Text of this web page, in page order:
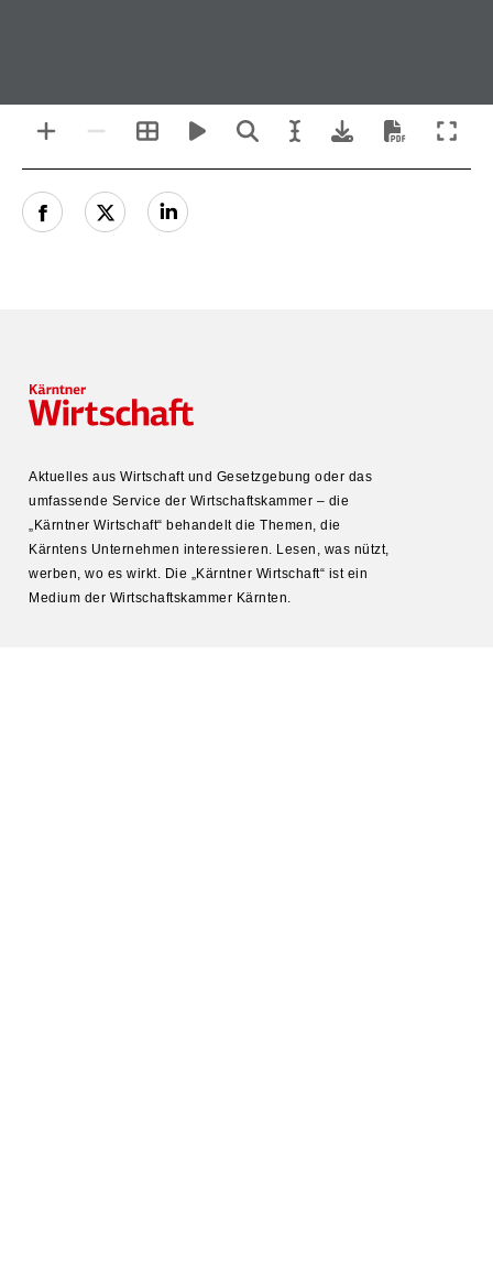
Aktuelles aus Wirtschaft und Gesetz­gebung oder das
umfas­sende Service der Wirtschafts­kammer – die
„Kärntner Wirtschaft“ behandelt die Themen, die
Kärntens Unter­nehmen inter­es­sieren. Lesen, was nützt,
werben, wo es wirkt. Die „Kärntner Wirtschaft“ ist ein
Medium der Wirtschafts­kammer Kärnten.